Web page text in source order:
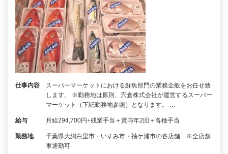
仕事内容
スーパーマーケットにおける鮮魚部門の業務全般をお任せ致
します。 ※勤務地は原則、宍倉株式会社が運営するスーパー
マーケット（下記勤務地参照）となります。 …
給与 月給294,700円+残業手当＋賞与年2回＋各種手当
勤務地
千葉県大網白里市・いすみ市・袖ケ浦市の各店舗 ※全店舗
車通勤可